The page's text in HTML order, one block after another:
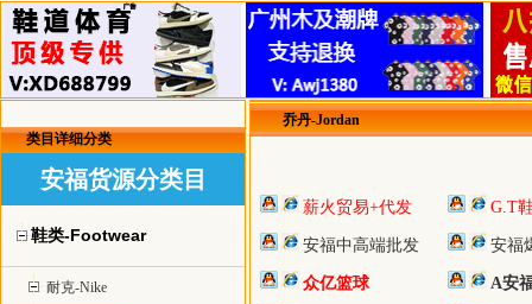
类目详细分类
安福货源分类目
鞋类-Footwear
耐克-Nike
乔丹-Jordan
薪火贸易+代发 G.T
安福中高端批发 安福
众亿篮球 A安